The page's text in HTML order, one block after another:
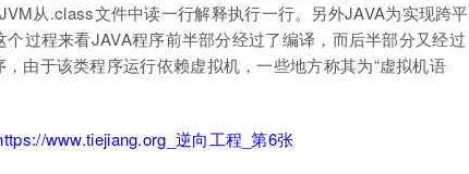
从.class文件中读一行解释执行一行。另外JAVA为实现跨平
过程来看JAVA程序前半部分经过了编译，而后半部分又经过
由于该类程序运行依赖虚拟机，一些地方称其为“虚拟机语